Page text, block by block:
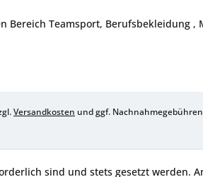
Bereich Teamsport, Berufsbekleidung ,
Versandkosten und ggf.
sind und stets gesetzt werden.